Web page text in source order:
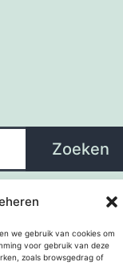
we gebruik van cookies om
voor gebruik van deze
zoals browsgedrag of
Zoeken